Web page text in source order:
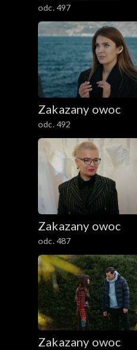
odc. 497
Zakazany owoc
odc. 492
Zakazany owoc
odc. 487
Zakazany owoc